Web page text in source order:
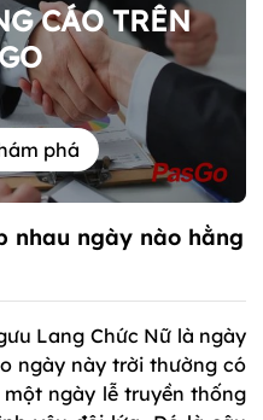
CÁO TRÊN
phá
nhau ngày nào hằng
Lang Chức Nữ là ngày
ngày này trời thường có
ngày lễ truyền thống